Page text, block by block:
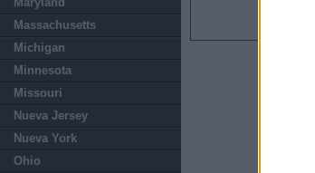
Massachusetts
Michigan
Minnesota
Missouri
Nueva Jersey
Nueva York
Ohio